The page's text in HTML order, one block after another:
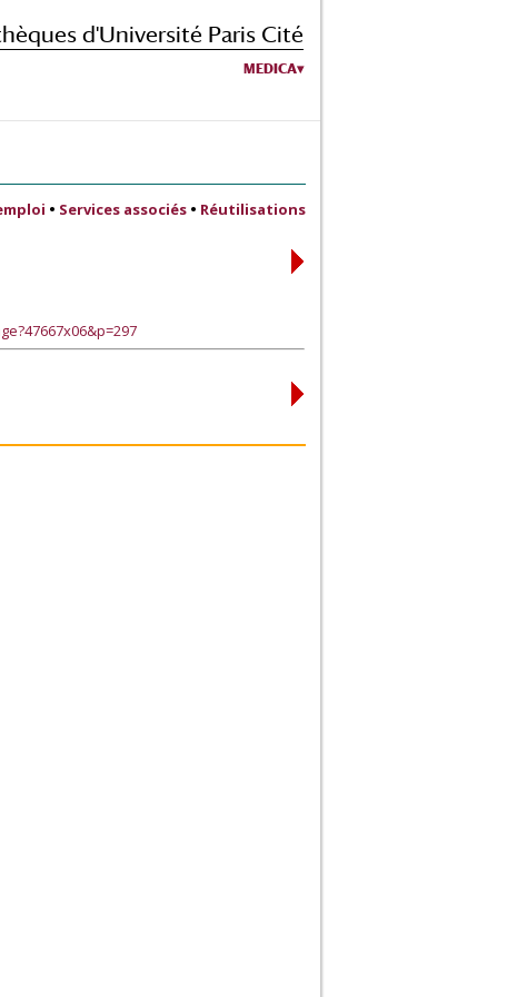
d'Université Paris Cité
MEDICA
• Services associés • Réutilisations